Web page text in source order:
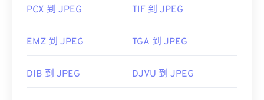
PCX 到 JPEG TIF 到 JPEG
EMZ 到 JPEG TGA 到 JPEG
DIB 到 JPEG DJVU 到 JPEG